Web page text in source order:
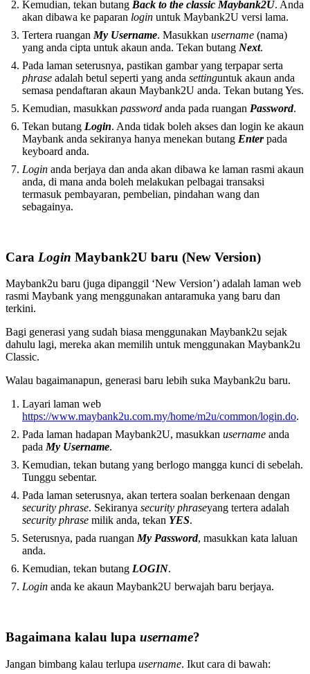
Kemudian, tekan butang Back to the classic Maybank2U. Anda
akan dibawa ke paparan login untuk Maybank2U versi lama.
Tertera ruangan My Username. Masukkan username (nama)
yang anda cipta untuk akaun anda. Tekan butang Next.
Pada laman seterusnya, pastikan gambar yang terpapar serta
phrase adalah betul seperti yang anda settinguntuk akaun anda
semasa pendaftaran akaun Maybank2U anda. Tekan butang Yes.
Kemudian, masukkan password anda pada ruangan Password.
Tekan butang Login. Anda tidak boleh akses dan login ke akaun
Maybank anda sekiranya hanya menekan butang Enterpada
keyboard anda.
Login anda berjaya dan anda akan dibawa ke laman rasmi akaun
anda, di mana anda boleh melakukan pelbagai transaksi
termasuk pembayaran, pembelian, pindahan wang dan
sebagainya.
Cara Login Maybank2U baru (New Version)
Maybank2u baru (juga dipanggil ‘New Version’) adalah laman web
rasmi Maybank yang menggunakan antaramuka yang baru dan
terkini.
Bagi generasi yang sudah biasa menggunakan Maybank2u sejak
dahulu lagi, mereka akan memilih untuk menggunakan Maybank2u
Classic.
Walau bagaimanapun, generasi baru lebih suka Maybank2u baru.
Layari laman web
https://www.maybank2u.com.my/home/m2u/common/login.do.
Pada laman hadapan Maybank2U, masukkan username anda
padaMy Username.
Kemudian, tekan butang yang berlogo mangga kunci di sebelah.
Tunggu sebentar.
Pada laman seterusnya, akan tertera soalan berkenaan dengan
security phrase. Sekiranya security phraseyang tertera adalah
security phrase milik anda, tekan YES.
Seterusnya, pada ruanganMy Password, masukkan kata laluan
anda.
Kemudian, tekan butang LOGIN.
Login anda ke akaun Maybank2U berwajah baru berjaya.
Bagaimana kalau lupa username?
Jangan bimbang kalau terlupa username. Ikut cara di bawah: